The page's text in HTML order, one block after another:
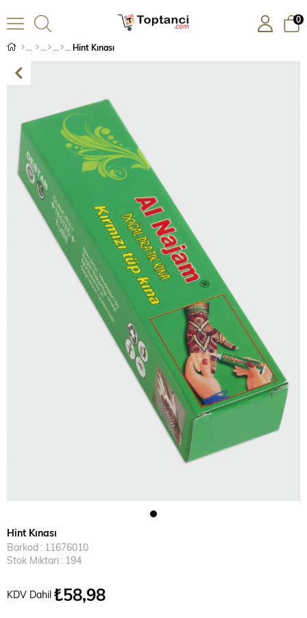
0
Hint Kınası
Hint Kınası
Barkod : 11676010
Stok Miktarı : 194
KDV Dahil ₺58,98